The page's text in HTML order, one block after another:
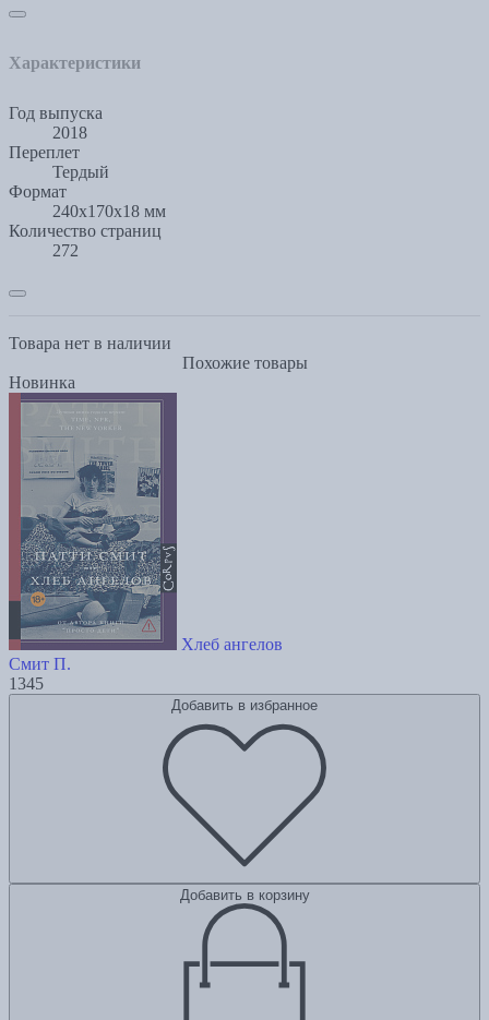
Характеристики
Год выпуска
2018
Переплет
Тердый
Формат
240x170x18 мм
Количество страниц
272
Товара нет в наличии
Похожие товары
Новинка
Хлеб ангелов
Смит П.
1345
Добавить в избранное
Добавить в корзину